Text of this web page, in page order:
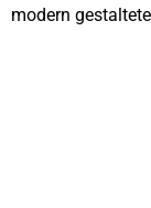
modern